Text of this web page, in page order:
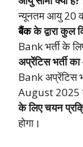
न्यूनतम आयु 20
बैंकके द्वारा कुल
Bank भर्ती के
अप्रेंटिस भर्ती
Bank अप्रेंटिस
August 2025
के लिए चयन
होगा ।